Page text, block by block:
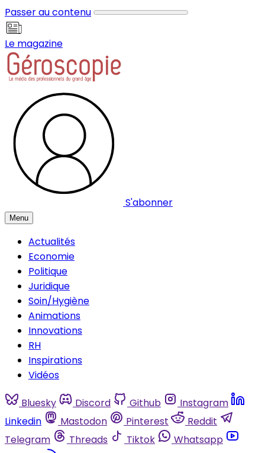
Passer au contenu
Le magazine
S'abonner
Menu
Actualités
Economie
Politique
Juridique
Soin/Hygiène
Animations
Innovations
RH
Inspirations
Vidéos
Bluesky Discord Github
Instagram
Linkedin
Mastodon Pinterest
Reddit
Telegram
Threads Tiktok
Whatsapp
Panneau de gestion des cookies